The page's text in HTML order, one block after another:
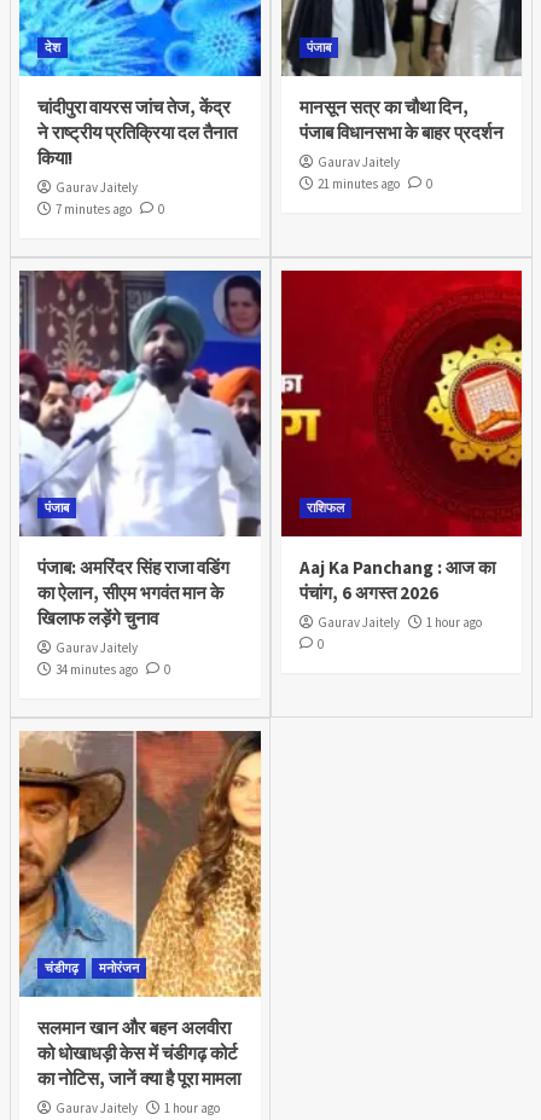
देश
चांदीपुरा वायरस जांच तेज, केंद्र
ने राष्ट्रीय प्रतिक्रिया दल तैनात
किया!
Gaurav Jaitely
7 minutes ago
0
पंजाब
मानसून सत्र का चौथा दिन,
पंजाब विधानसभा के बाहर प्रदर्शन
Gaurav Jaitely
21 minutes ago
0
पंजाब
पंजाब: अमरिंदर सिंह राजा वडिंग
का ऐलान, सीएम भगवंत मान के
खिलाफ लड़ेंगे चुनाव
Gaurav Jaitely
34 minutes ago
0
राशिफल
Aaj Ka Panchang : आज का
पंचांग, 6 अगस्त 2026
Gaurav Jaitely
1 hour ago
0
चंडीगढ़ मनोरंजन
सलमान खान और बहन अलवीरा
को धोखाधड़ी केस में चंडीगढ़ कोर्ट
का नोटिस, जानें क्या है पूरा मामला
Gaurav Jaitely
1 hour ago